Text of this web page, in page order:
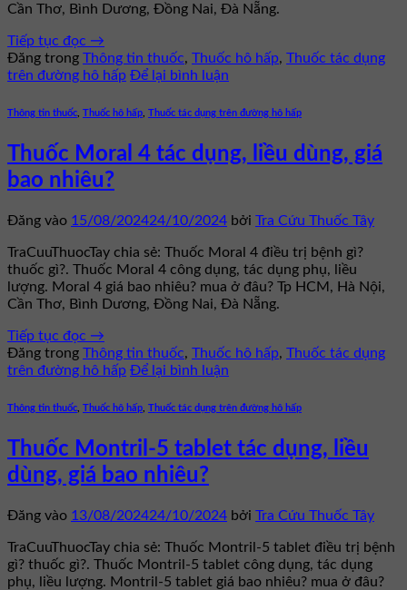
Cần Thơ, Bình Dương, Đồng Nai, Đà Nẵng.
Tiếp tục đọc →
Đăng trong Thông tin thuốc, Thuốc hô hấp, Thuốc tác dụng
trên đường hô hấp Để lại bình luận
Thông tin thuốc Thuốc hô hấp Thuốc tác dụng trên đường hô hấp
Thuốc Moral 4 tác dụng, liều dùng, giá
bao nhiêu?
Đăng vào 15/08/202424/10/2024 bởi Tra Cứu Thuốc Tây
TraCuuThuocTay chia sẻ: Thuốc Moral 4 điều trị bệnh gì?
thuốc gì?. Thuốc Moral 4 công dụng, tác dụng phụ, liều
lượng. Moral 4 giá bao nhiêu? mua ở đâu? Tp HCM, Hà Nội,
Cần Thơ, Bình Dương, Đồng Nai, Đà Nẵng.
Tiếp tục đọc →
Đăng trong Thông tin thuốc, Thuốc hô hấp, Thuốc tác dụng
trên đường hô hấp Để lại bình luận
Thông tin thuốc Thuốc hô hấp Thuốc tác dụng trên đường hô hấp
Thuốc Montril-5 tablet tác dụng, liều
dùng, giá bao nhiêu?
Đăng vào 13/08/202424/10/2024 bởi Tra Cứu Thuốc Tây
TraCuuThuocTay chia sẻ: Thuốc Montril-5 tablet điều trị bệnh
gì? thuốc gì?. Thuốc Montril-5 tablet công dụng, tác dụng
phụ, liều lượng. Montril-5 tablet giá bao nhiêu? mua ở đâu?